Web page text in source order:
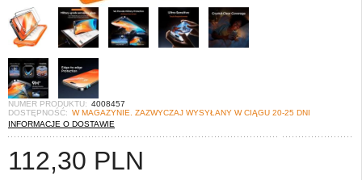
NUMER PRODUKTU: 4008457
DOSTĘPNOŚĆ: W MAGAZYNIE. ZAZWYCZAJ WYSYŁANY W CIĄGU 20-25 DNI
INFORMACJE O DOSTAWIE
112,30 PLN